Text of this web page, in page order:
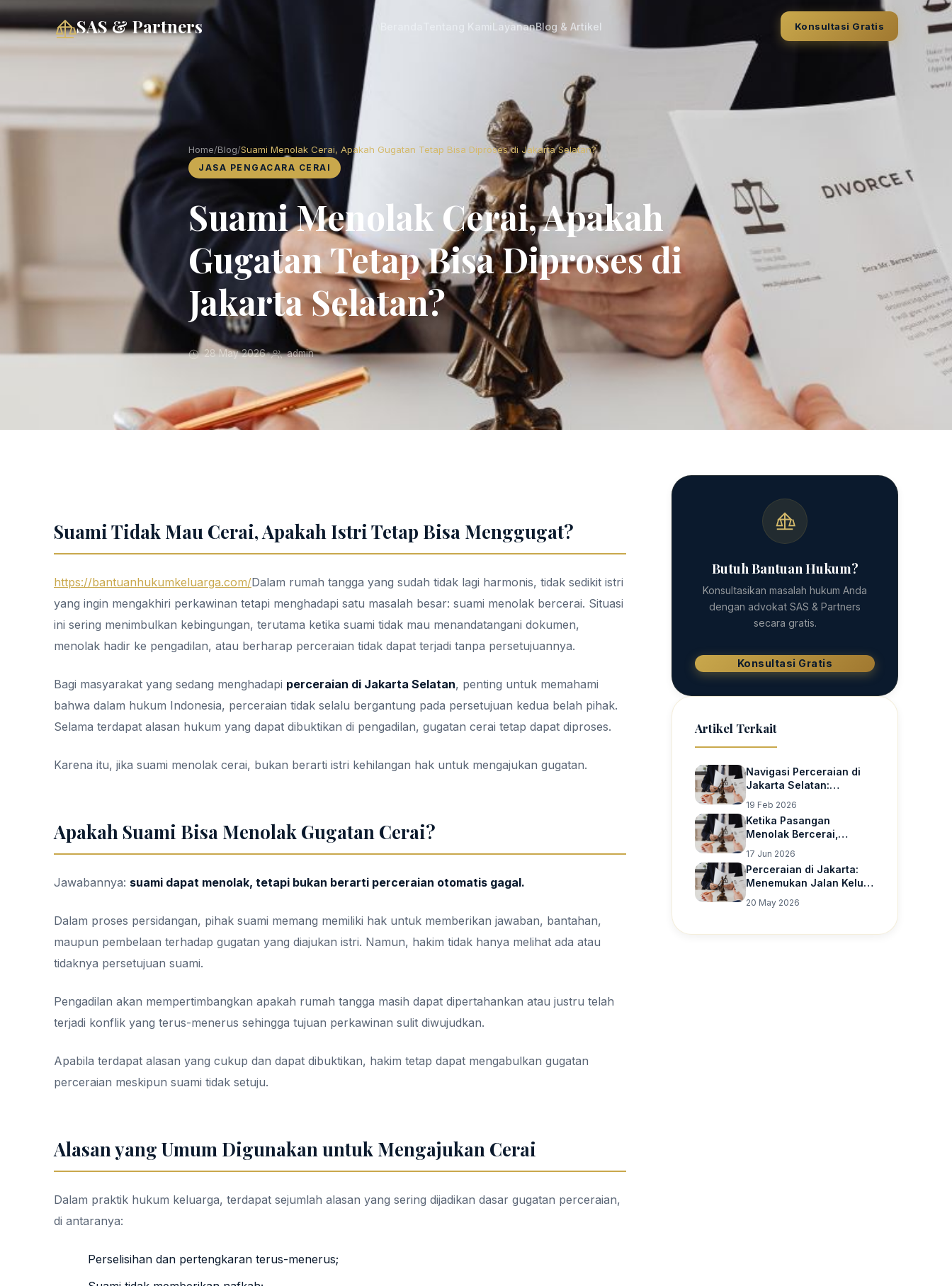
SAS & Partners Tentang KamiLayananBlog & Artikel Konsultasi Gratis
Home/Blog/Suami Menolak Cerai, Apakah Gugatan Tetap Bisa Diproses di Jakarta Selatan?
JASA PENGACARA CERAI
Suami Menolak Cerai, Apakah
Gugatan Tetap Bisa Diproses di
Jakarta Selatan?
28 May 2026• admin
Suami Tidak Mau Cerai, Apakah Istri Tetap Bisa Menggugat?
https://bantuanhukumkeluarga.com/Dalam rumah tangga yang sudah tidak lagi harmonis, tidak sedikit istri
yang ingin mengakhiri perkawinan tetapi menghadapi satu masalah besar: suami menolak bercerai. Situasi
ini sering menimbulkan kebingungan, terutama ketika suami tidak mau menandatangani dokumen,
menolak hadir ke pengadilan, atau berharap perceraian tidak dapat terjadi tanpa persetujuannya.
Bagi masyarakat yang sedang menghadapi perceraian di Jakarta Selatan, penting untuk memahami
bahwa dalam hukum Indonesia, perceraian tidak selalu bergantung pada persetujuan kedua belah pihak.
Selama terdapat alasan hukum yang dapat dibuktikan di pengadilan, gugatan cerai tetap dapat diproses.
Karena itu, jika suami menolak cerai, bukan berarti istri kehilangan hak untuk mengajukan gugatan.
Apakah Suami Bisa Menolak Gugatan Cerai?
Jawabannya: suami dapat menolak, tetapi bukan berarti perceraian otomatis gagal.
Dalam proses persidangan, pihak suami memang memiliki hak untuk memberikan jawaban, bantahan,
maupun pembelaan terhadap gugatan yang diajukan istri. Namun, hakim tidak hanya melihat ada atau
tidaknya persetujuan suami.
Pengadilan akan mempertimbangkan apakah rumah tangga masih dapat dipertahankan atau justru telah
terjadi konflik yang terus-menerus sehingga tujuan perkawinan sulit diwujudkan.
Apabila terdapat alasan yang cukup dan dapat dibuktikan, hakim tetap dapat mengabulkan gugatan
perceraian meskipun suami tidak setuju.
Alasan yang Umum Digunakan untuk Mengajukan Cerai
Dalam praktik hukum keluarga, terdapat sejumlah alasan yang sering dijadikan dasar gugatan perceraian,
di antaranya:
Perselisihan dan pertengkaran terus-menerus;
Butuh Bantuan Hukum?
Konsultasikan masalah hukum Anda
dengan advokat SAS & Partners
secara gratis.
Konsultasi Gratis
Artikel Terkait
Navigasi Perceraian di
Jakarta Selatan:
Pengacara dan
Perlindungan Hak Asuh
Anak
19 Feb 2026
Ketika Pasangan
Menolak Bercerai,
Tetap Bisa Dikabulkan?
17 Jun 2026
Perceraian di Jakarta:
Menemukan Jalan Keluar
Terpercaya
20 May 2026